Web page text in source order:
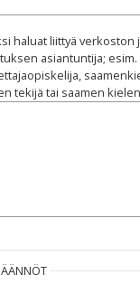
haluat liittyä verkoston
asiantuntija;
tekijä tai saamen